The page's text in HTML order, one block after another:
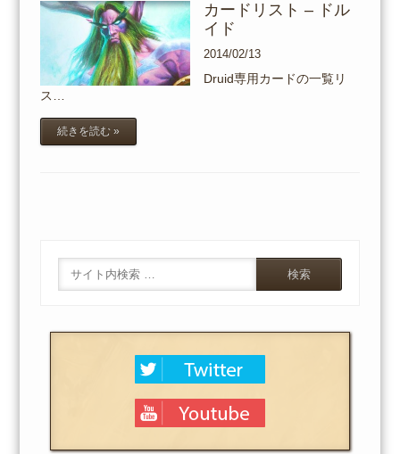
カードリスト – ドル
イド
2014/02/13
Druid専用カードの一覧リ
ス…
続きを読む »